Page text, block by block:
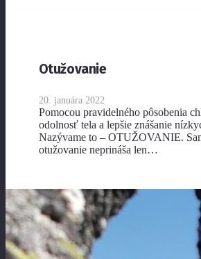
Otužovanie
20. januára 2022
Pomocou pravidelného pôsobenia
odolnosť tela a lepšie znášanie
Nazývame to – OTUŽOVANIE.
otužovanie neprináša len…